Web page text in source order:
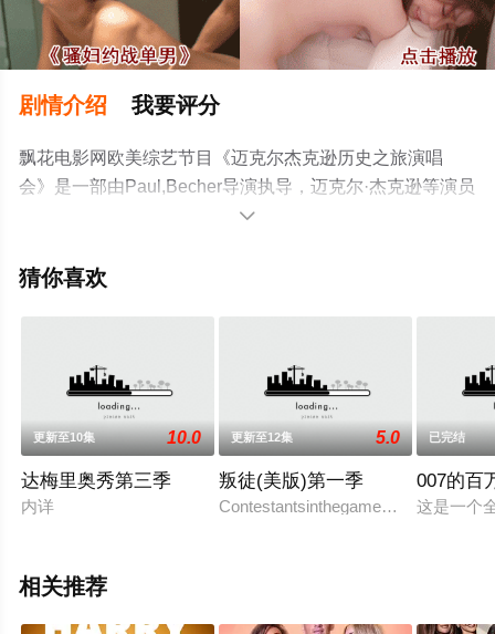
剧情介绍 我要评分
飘花电影网欧美综艺节目《迈克尔杰克逊历史之旅演唱
会》是一部由Paul,Becher导演执导，迈克尔·杰克逊等演员
精彩演绎的美国综艺，手机免费观看高清无删减完整版综
电视猫或剧情网等平台了解。

猜你喜欢
更新至10集 10.0
达梅里奥秀第三季
内详
更新至12集 5.0
叛徒(美版)第一季
已完结
007的百
这是一个
相关推荐